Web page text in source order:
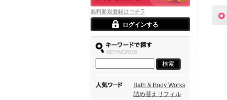
無料新規登録はコチラ
ログインする
Bath & Body Works
詰め替えリフィル